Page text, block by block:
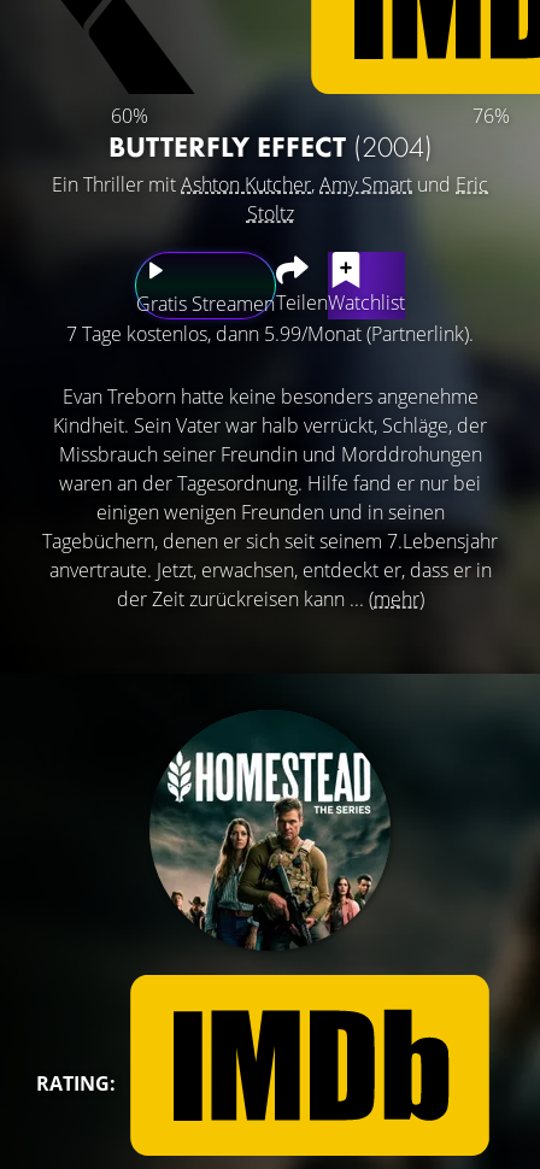
60% 76%
BUTTERFLY EFFECT (2004)
Ein Thriller mitAshton Kutcher,Amy Smart und Eric
Stoltz
Gratis StreamenTeilenWatchlist
7 Tage kostenlos, dann 5.99/Monat (Partnerlink).
Evan Treborn hatte keine besonders angenehme
Kindheit. Sein Vater war halb verrückt, Schläge, der
Missbrauch seiner Freundin und Morddrohungen
waren an der Tagesordnung. Hilfe fand er nur bei
einigen wenigen Freunden und in seinen
Tagebüchern, denen er sich seit seinem 7.Lebensjahr
anvertraute. Jetzt, erwachsen, entdeckt er, dass er in
der Zeit zurückreisen kann ... (mehr)
RATING: